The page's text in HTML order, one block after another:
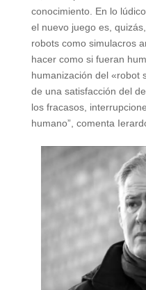
conocimiento. En lo
el nuevo juego es,
robots como simulacros
hacer como si fueran
humanización del «robot
de una satisfacción del
los fracasos,
humano”, comenta